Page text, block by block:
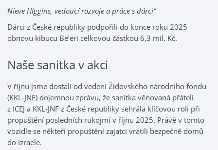
Nieve Higgins, vedoucí rozvoje a práce s dárci“
Dárci z České republiky podpořili do konce roku 2025
obnovu kibucu Be’eri celkovou částkou 6,3 mil. Kč.
Naše sanitka v akci
V říjnu jsme dostali od vedení Židovského národního fondu
(KKL-JNF) dojemnou zprávu, že sanitka věnovaná přáteli
z ICEJ a KKL-JNF z České republiky sehrála klíčovou roli při
propuštění posledních rukojmí v říjnu 2025. Právě v tomto
vozidle se někteří propuštění zajatci vrátili bezpečně domů
do Izraele.